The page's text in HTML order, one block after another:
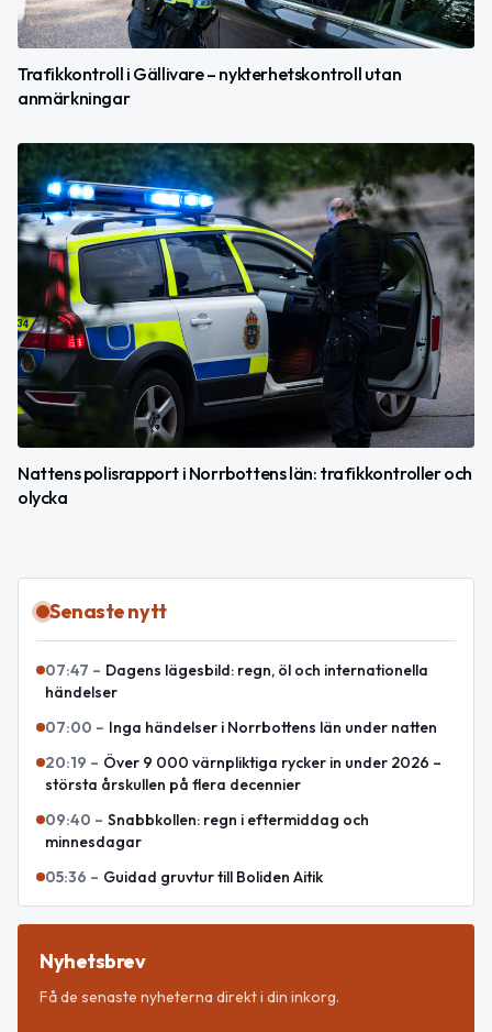
Trafikkontroll i Gällivare – nykterhetskontroll utan
anmärkningar
Nattens polisrapport i Norrbottens län: trafikkontroller och
olycka
Senaste nytt
07:47 – Dagens lägesbild: regn, öl och internationella
händelser
07:00 – Inga händelser i Norrbottens län under natten
20:19 – Över 9 000 värnpliktiga rycker in under 2026 –
största årskullen på flera decennier
09:40 – Snabbkollen: regn i eftermiddag och
minnesdagar
05:36 – Guidad gruvtur till Boliden Aitik
Nyhetsbrev
Få de senaste nyheterna direkt i din inkorg.